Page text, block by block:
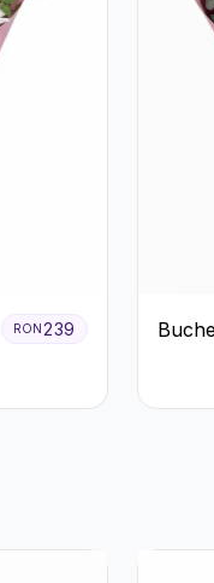
RON 239